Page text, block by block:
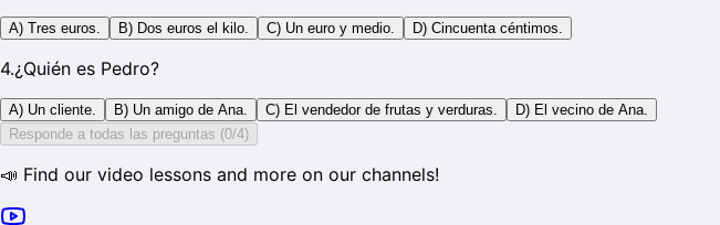
A) Tres euros. B) Dos euros el kilo. C) Un euro y medio. D) Cincuenta céntimos.
4.¿Quién es Pedro?
A) Un cliente. B) Un amigo de Ana. C) El vendedor de frutas y verduras.
D) El vecino de Ana.
Responde a todas las preguntas (0/4)
📣 Find our video lessons and more on our channels!